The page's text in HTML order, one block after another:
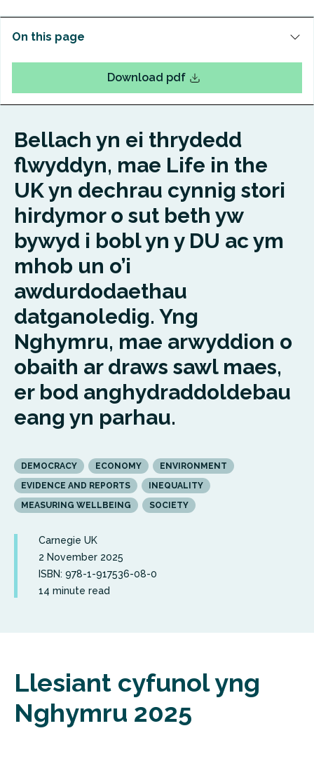
On this page
Download pdf
Bellach yn ei thrydedd
flwyddyn, mae Life in the
UK yn dechrau cynnig stori
hirdymor o sut beth yw
bywyd i bobl yn y DU ac ym
mhob un o’i
awdurdodaethau
datganoledig. Yng
Nghymru, mae arwyddion o
obaith ar draws sawl maes,
er bod anghydraddoldebau
eang yn parhau.
DEMOCRACY ECONOMY
ENVIRONMENT
EVIDENCE AND REPORTS
INEQUALITY
MEASURING WELLBEING
SOCIETY
Carnegie UK
2 November 2025
ISBN: 978-1-917536-08-0
14 minute read
Llesiant cyfunol yng
Nghymru 2025